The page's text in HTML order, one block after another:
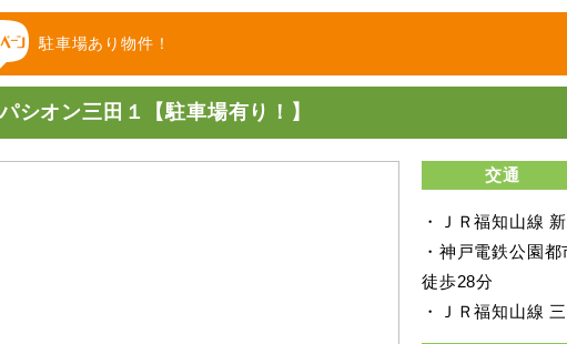
駐車場あり物件！
シオン三田１【駐車場有り！】
交通
・ＪＲ福知山線
・神戸電鉄公園
徒歩28分
・ＪＲ福知山線